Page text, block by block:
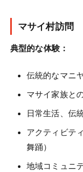
マサイ村訪問
典型的な体験：
伝統的なマニ
マサイ家族と
日常生活、伝
アクティビテ
舞踊）
地域コミュニ